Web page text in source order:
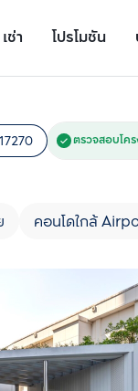
เช่า โปรโมชัน
ตรวจสอบโค
คอนโดใกล้